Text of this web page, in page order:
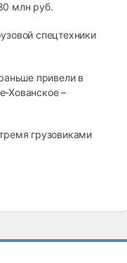
млн руб.
спецтехники
привели в
Хованское –
грузовиками